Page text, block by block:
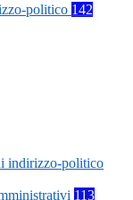
politico 142
indirizzo-politico
113